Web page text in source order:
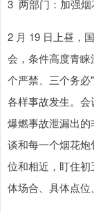
3 两部门：加强烟
2 月 19 日上昼，
会，条件高度青
个严禁、三个务
各样事故发生。
爆燃事故泄漏出
谈和每一个烟花
位和相近，盯住
体场合、具体点位